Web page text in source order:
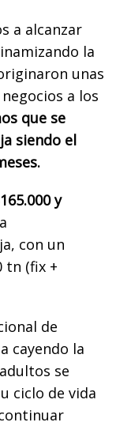
a alcanzar
la
unas
a los
que se
siendo el
y
con un
tn (fix +
de
cayendo la
se
ciclo de vida